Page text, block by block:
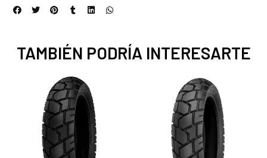
TAMBIÉN PODRÍA INTERESARTE